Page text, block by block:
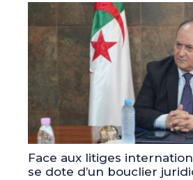
Face aux litiges
se dote d’un bouclier